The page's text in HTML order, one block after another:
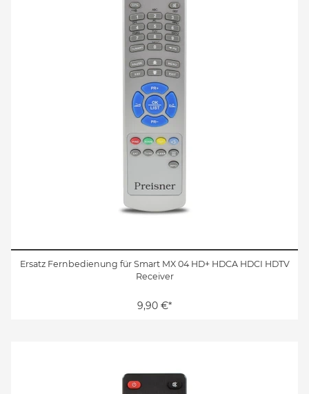
Ersatz Fernbedienung für Smart MX 04 HD+ HDCA HDCI HDTV
Receiver
9,90 €*